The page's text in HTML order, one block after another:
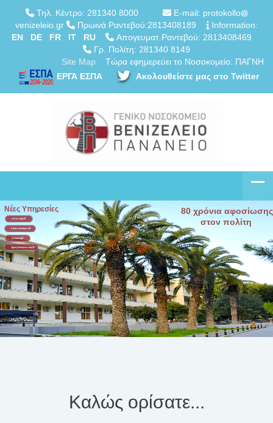
Τηλ. Κέντρο: 281340 8000
E-mail: protokollo
venizeleio.gr
Πρωινά Ραντεβού:2813408189
Information:
EN
DE FR IT RU
Απογευματ.Ραντεβού: 2813408469
Γρ. Πολίτη: 281340 8149
Site Map Τώρα εφημερεύει το Νοσοκομείο: ΠΑΓΝΗ
ΕΡΓΑ ΕΣΠΑ
Ακολουθείστε μας στο Twitter
Καλώς ορίσατε...